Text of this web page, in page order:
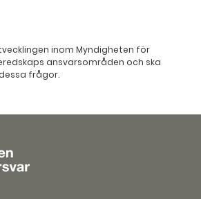
inom Myndigheten för
ansvarsområden och ska
frågor.